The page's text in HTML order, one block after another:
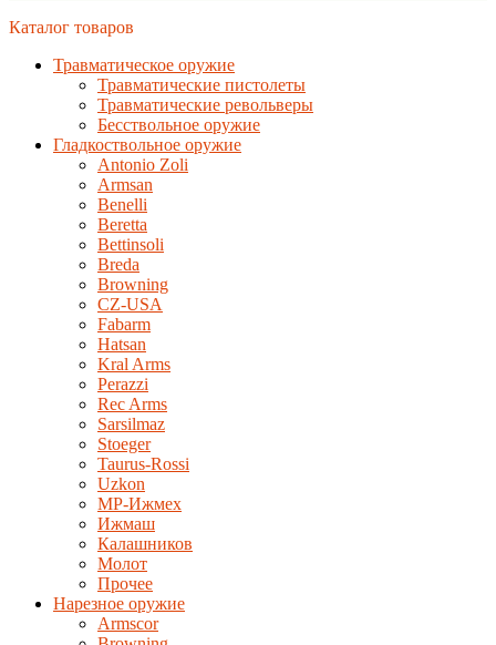
Каталог товаров
Травматическое оружие
Травматические пистолеты
Травматические револьверы
Бесствольное оружие
Гладкоствольное оружие
Antonio Zoli
Armsan
Benelli
Beretta
Bettinsoli
Breda
Browning
CZ-USA
Fabarm
Hatsan
Kral Arms
Perazzi
Rec Arms
Sarsilmaz
Stoeger
Taurus-Rossi
Uzkon
MP-Ижмех
Ижмаш
Калашников
Молот
Прочее
Нарезное оружие
Armscor